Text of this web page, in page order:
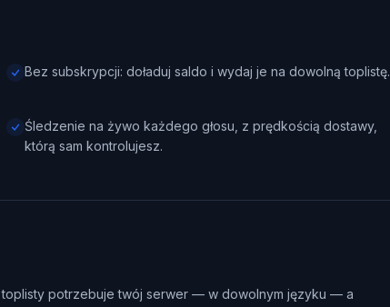
Bez subskrypcji: doładuj saldo i wydaj je na dowolną toplistę.
Śledzenie na żywo każdego głosu, z prędkością dostawy,
którą sam kontrolujesz.
toplisty potrzebuje twój serwer — w dowolnym języku — a